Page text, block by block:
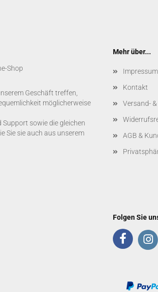
Shop
Geschäft treffen,
möglicherweise
Support sowie die gleichen
Sie sie auch aus unserem
Mehr über...
Impressum
Kontakt
Versand-
AGB &
Folgen Sie